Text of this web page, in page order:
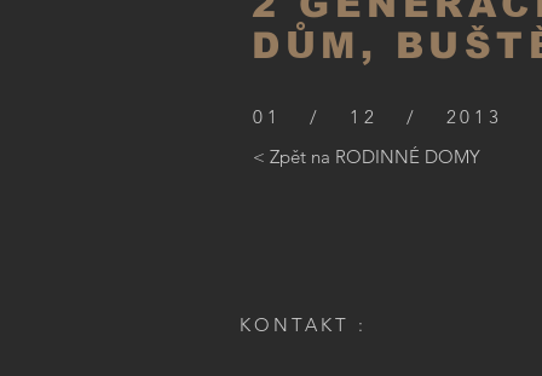
DŮM,
01 / 12 / 2013
< Zpět na RODINNÉ DOMY
KONTAKT :